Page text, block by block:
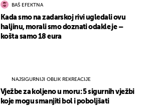
BAŠ EFEKTNA
Kada smo na zadarskoj rivi ugledali ovu
haljinu, morali smo doznati odakle je –
košta samo 18 eura
NAJSIGURNIJI OBLIK REKREACIJE
Vježbe za koljeno u moru: 5 sigurnih vježbi
koje mogu smanjiti bol i poboljšati